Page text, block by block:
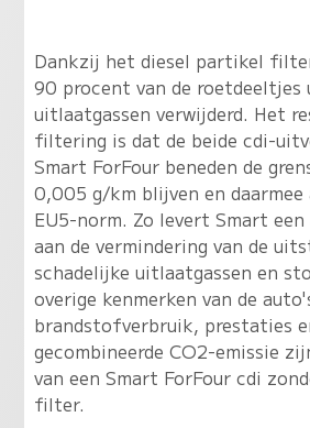
Dankzij het diesel partikel
90 procent van de roetdeeltjes
uitlaatgassen verwijderd. Het
filtering is dat de beide cdi-
Smart ForFour beneden de
0,005 g/km blijven en daarmee
EU5-norm. Zo levert Smart
aan de vermindering van de
schadelijke uitlaatgassen en
overige kenmerken van de
brandstofverbruik, prestaties
gecombineerde CO2-emissie
van een Smart ForFour cdi
filter.